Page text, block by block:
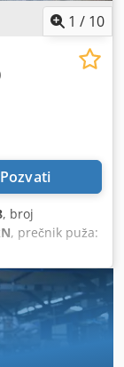
1 / 10
Pozvati
, broj
, prečnik puža:
2.500 bar, Na
ali korišćenom
Hehl &
221-75-350